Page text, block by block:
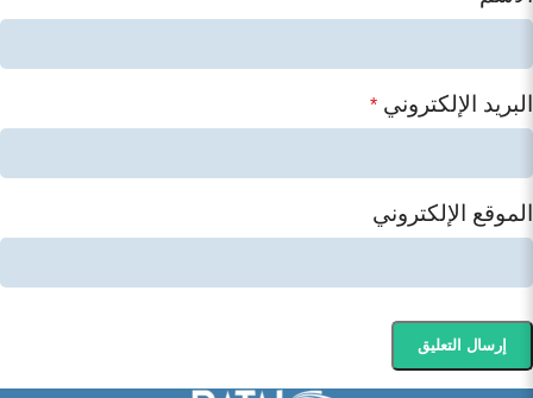
البريد الإلكتروني *
الموقع الإلكتروني